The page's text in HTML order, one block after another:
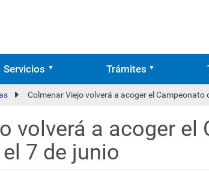
Servicios Trámites
Colmenar Viejo volverá a acoger el
volverá a acoger
7 de junio